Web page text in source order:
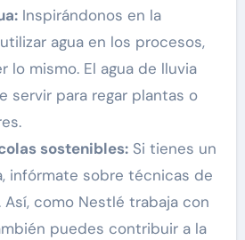
Inspirándonos en la
agua en los procesos,
lo mismo. El agua de lluvia
servir para regar plantas o
sostenibles:Si tienes un
infórmate sobre técnicas de
como Nestlé trabaja con
puedes contribuir a la